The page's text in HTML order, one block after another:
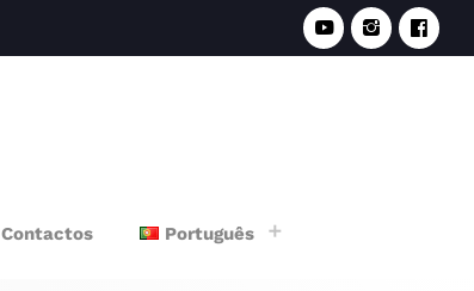
Contactos Português